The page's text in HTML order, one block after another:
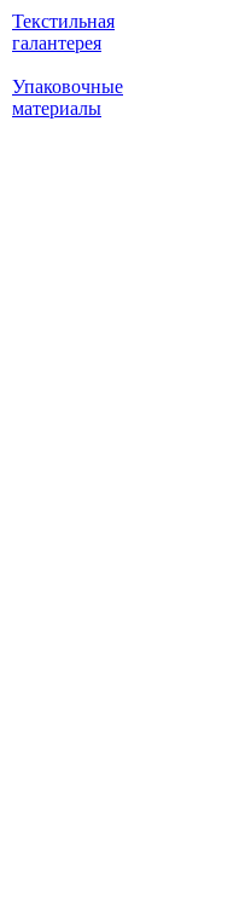
Текстильная
галантерея
Упаковочные
материалы